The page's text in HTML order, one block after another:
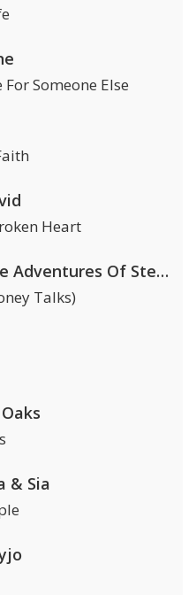
Someone Else
Heart
PAWSA & The Adventures Of Stevie V
Talks)
& Sia